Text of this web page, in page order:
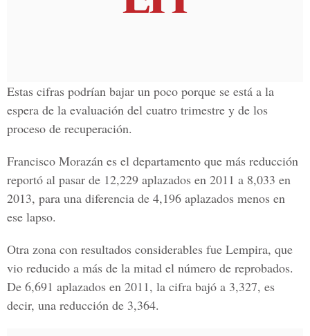
Estas cifras podrían bajar un poco porque se está a la
espera de la evaluación del cuatro trimestre y de los
proceso de recuperación.
Francisco Morazán es el departamento que más reducción
reportó al pasar de 12,229 aplazados en 2011 a 8,033 en
2013, para una diferencia de 4,196 aplazados menos en
ese lapso.
Otra zona con resultados considerables fue Lempira, que
vio reducido a más de la mitad el número de reprobados.
De 6,691 aplazados en 2011, la cifra bajó a 3,327, es
decir, una reducción de 3,364.